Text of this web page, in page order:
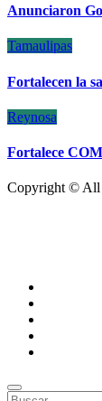
Anunciaron
Tamaulipas
Fortalecen la
Reynosa
Fortalece
Copyright © All